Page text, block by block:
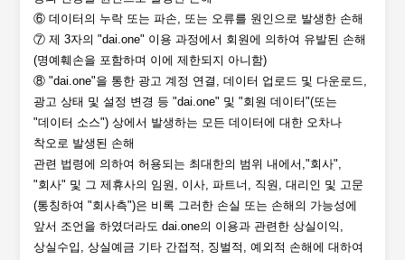
⑥ 데이터의 누락 또는 파손, 또는 오류를 원인으로 발생한 손해
⑦ 제 3자의 "dai.one" 이용 과정에서 회원에 의하여 유발된 손해
(명예훼손을 포함하며 이에 제한되지 아니함)
⑧ "dai.one"을 통한 광고 계정 연결, 데이터 업로드 및 다운로드,
광고 상태 및 설정 변경 등 "dai.one" 및 "회원 데이터"(또는
"데이터 소스") 상에서 발생하는 모든 데이터에 대한 오차나
착오로 발생된 손해
관련 법령에 의하여 허용되는 최대한의 범위 내에서,"회사",
"회사" 및 그 제휴사의 임원, 이사, 파트너, 직원, 대리인 및 고문
(통칭하여 "회사측")은 비록 그러한 손실 또는 손해의 가능성에
앞서 조언을 하였더라도 dai.one의 이용과 관련한 상실이익,
상실수입, 상실예금 기타 간접적, 징벌적, 예외적 손해에 대하여